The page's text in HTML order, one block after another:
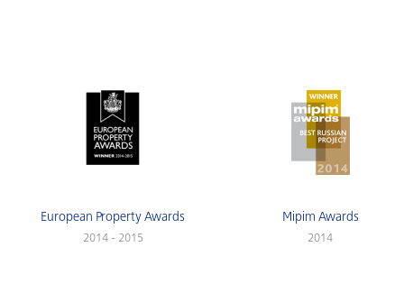
European Property Awards
2014 - 2015
Mipim Awards
2014